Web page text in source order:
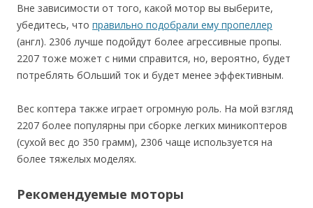
Вне зависимости от того, какой мотор вы выберите,
убедитесь, что правильно подобрали ему пропеллер
(англ). 2306 лучше подойдут более агрессивные пропы.
2207 тоже может с ними справится, но, вероятно, будет
потреблять бОльший ток и будет менее эффективным.
Вес коптера также играет огромную роль. На мой взгляд
2207 более популярны при сборке легких миникоптеров
(сухой вес до 350 грамм), 2306 чаще используется на
более тяжелых моделях.
Рекомендуемые моторы